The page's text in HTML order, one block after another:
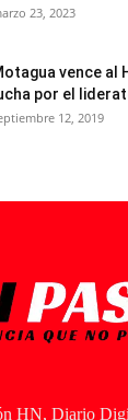
23, 2023
vence al
por el
12, 2019
HN, Diario